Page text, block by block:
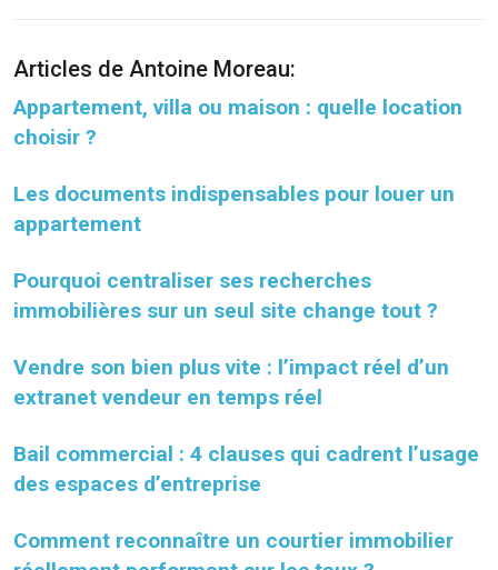
Articles de Antoine Moreau:
Appartement, villa ou maison : quelle location
choisir ?
Les documents indispensables pour louer un
appartement
Pourquoi centraliser ses recherches
immobilières sur un seul site change tout ?
Vendre son bien plus vite : l’impact réel d’un
extranet vendeur en temps réel
Bail commercial : 4 clauses qui cadrent l’usage
des espaces d’entreprise
Comment reconnaître un courtier immobilier